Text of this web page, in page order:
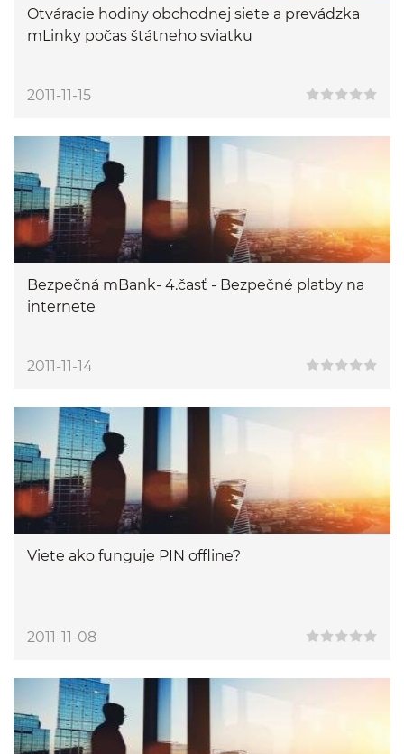
Otváracie hodiny obchodnej siete a prevádzka
mLinky počas štátneho sviatku
2011-11-15
Bezpečná mBank- 4.časť - Bezpečné platby na
internete
2011-11-14
Viete ako funguje PIN offline?
2011-11-08